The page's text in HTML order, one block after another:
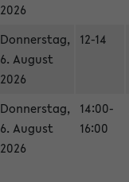
2026
Donnerstag,
6. August
2026
12-14
Donnerstag,
6. August
2026
14:00-
16:00